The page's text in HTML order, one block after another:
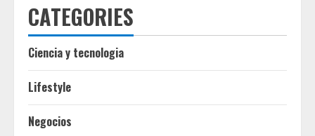
CATEGORIES
Ciencia y tecnologia
Lifestyle
Negocios